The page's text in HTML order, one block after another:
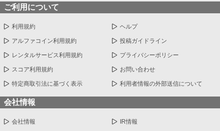
ご利用について
利用規約 ヘルプ
アルファコイン利用規約 投稿ガイドライン
レンタルサービス利用規約 プライバシーポリシー
スコア利用規約 お問い合わせ
特定商取引法に基づく表示 利用者情報の外部送信について
会社情報
会社情報 IR情報